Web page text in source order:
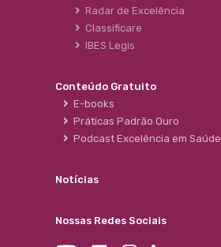
Radar de Excelência
Classificare
IBES Legis
Conteúdo Gratuito
E-books
Práticas Padrão Ouro
Podcast Excelência em Saúde
Notícias
Nossas Redes Sociais